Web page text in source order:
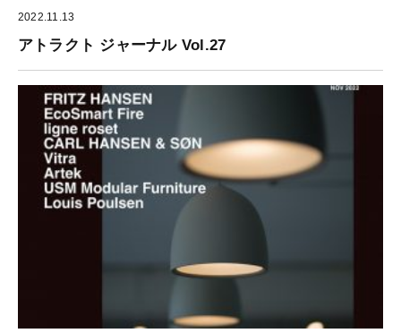
2022.11.13
アトラクト ジャーナル Vol.27